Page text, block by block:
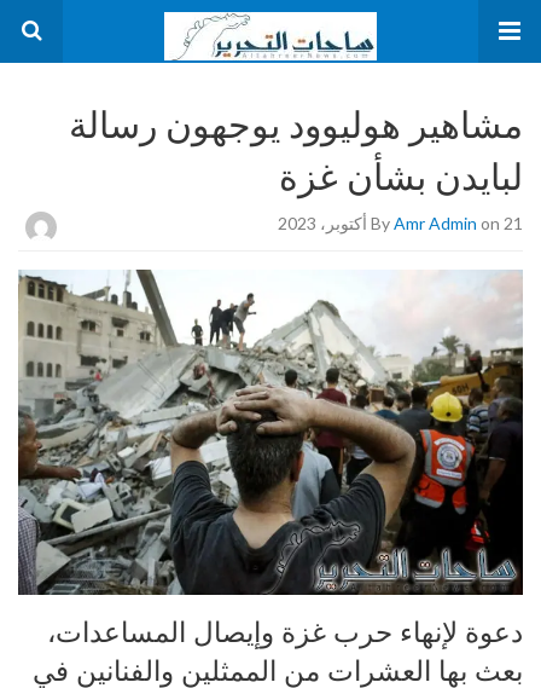
مشاهير هوليوود يوجهون رسالة
لبايدن بشأن غزة
ByAmr Admin on 21 أكتوبر، 2023
دعوة لإنهاء حرب غزة وإيصال المساعدات،
بعث بها العشرات من الممثلين والفنانين في